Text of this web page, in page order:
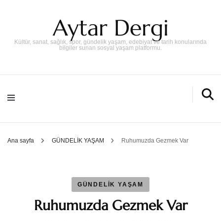
Aytar Dergi
Kültür, sanat, sağlık, spor, gündelik yaşam, edebiyat ve tarih konularında
bilgiler sunan sosyal yaşam platformu.
Ana sayfa GÜNDELİK YAŞAM Ruhumuzda Gezmek Var
GÜNDELİK YAŞAM
Ruhumuzda Gezmek Var